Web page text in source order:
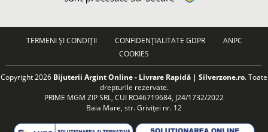
TERMENI ȘI CONDIȚII CONFIDENȚIALITATE GDPR
ANPC
COOKIES
Copyright 2026 Bijuterii Argint Online - Livrare Rapidă | Silverzone.ro. Toate
drepturile rezervate.
PRIME MGM ZIP SRL, CUI RO46719684, J24/1732/2022
Baia Mare, str. Griviței nr. 12